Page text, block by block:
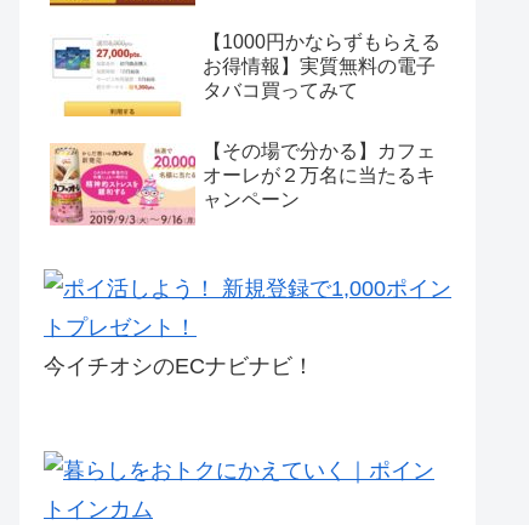
【1000円かならずもらえる
お得情報】実質無料の電子
タバコ買ってみて
【その場で分かる】カフェ
オーレが２万名に当たるキ
ャンペーン
今イチオシのECナビナビ！